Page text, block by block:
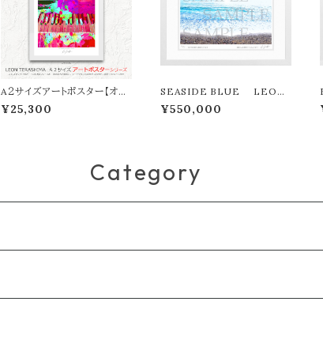
A２サイズアートポスター【オン
ライン限定】LEON TERASH
IMA「LOVE SONG」
¥25,300
SEASIDE BLUE LEON
TERASHIMA版画作品77作
限定（オンライン限定特典付き
¥550,000
Category